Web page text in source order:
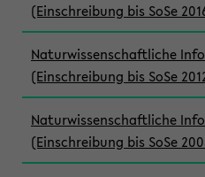
(Einschreibung bis SoSe
Naturwissenschaftliche
(Einschreibung bis SoSe
Naturwissenschaftliche
(Einschreibung bis SoSe